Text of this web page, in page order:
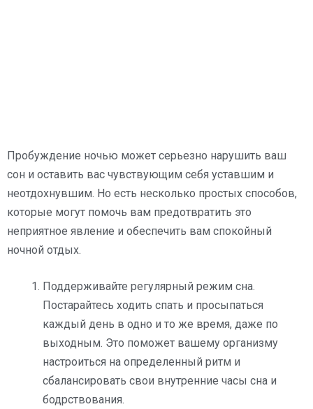
Пробуждение ночью может серьезно нарушить ваш
сон и оставить вас чувствующим себя уставшим и
неотдохнувшим. Но есть несколько простых способов,
которые могут помочь вам предотвратить это
неприятное явление и обеспечить вам спокойный
ночной отдых.
Поддерживайте регулярный режим сна.
Постарайтесь ходить спать и просыпаться
каждый день в одно и то же время, даже по
выходным. Это поможет вашему организму
настроиться на определенный ритм и
сбалансировать свои внутренние часы сна и
бодрствования.